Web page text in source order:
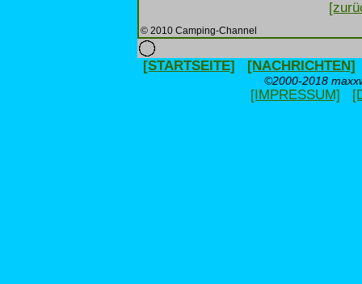
© 2010 Camping-Channel
[STARTSEITE] [NACHRICHTEN]
©2000-2018
[IMPRESSUM]